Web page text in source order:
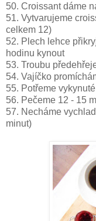
50. Croissant dáme
51. Vytvarujeme
celkem 12)
52. Plech lehce
hodinu kynout
53. Troubu
54. Vajíčko
55. Potřeme
56. Pečeme 12 - 15
57. Necháme
minut)